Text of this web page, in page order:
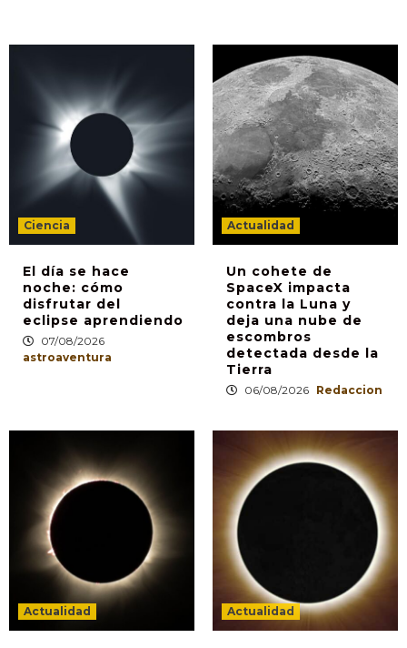
Ciencia
El día se hace
noche: cómo
disfrutar del
eclipse aprendiendo
07/08/2026
astroaventura
Actualidad
Un cohete de
SpaceX impacta
contra la Luna y
deja una nube de
escombros
detectada desde la
Tierra
06/08/2026 Redaccion
Actualidad Actualidad